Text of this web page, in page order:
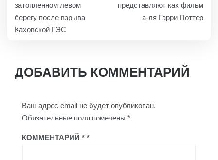
ЗАПИСЯМ
затопленном левом
берегу после взрыва
Каховской ГЭС
представляют как фильм
а-ля Гарри Поттер
ДОБАВИТЬ КОММЕНТАРИЙ
Ваш адрес email не будет опубликован.
Обязательные поля помечены *
КОММЕНТАРИЙ *